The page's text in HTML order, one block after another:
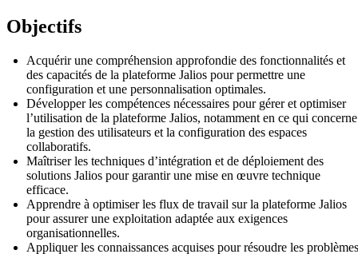
Objectifs
Acquérir une compréhension approfondie des fonctionnalités et
des capacités de la plateforme Jalios pour permettre une
configuration et une personnalisation optimales.
Développer les compétences nécessaires pour gérer et optimiser
l’utilisation de la plateforme Jalios, notamment en ce qui concerne
la gestion des utilisateurs et la configuration des espaces
collaboratifs.
Maîtriser les techniques d’intégration et de déploiement des
solutions Jalios pour garantir une mise en œuvre technique
efficace.
Apprendre à optimiser les flux de travail sur la plateforme Jalios
pour assurer une exploitation adaptée aux exigences
organisationnelles.
Appliquer les connaissances acquises pour résoudre les problèmes